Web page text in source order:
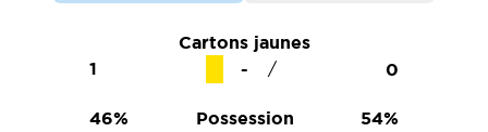
Cartons jaunes
1
/ 0
46% Possession 54%